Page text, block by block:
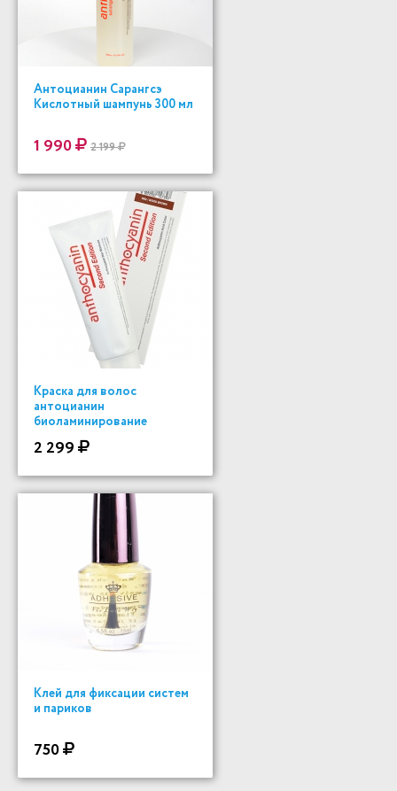
Антоцианин Сарангсэ
Кислотный шампунь 300 мл
1 990 2 199
Краска для волос
антоцианин
биоламинирование
2 299
Клей для фиксации систем
и париков
750